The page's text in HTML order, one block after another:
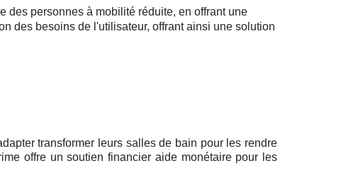
des personnes à mobilité réduite, en offrant une
des besoins de l'utilisateur, offrant ainsi une solution
transformer leurs salles de bain pour les rendre
offre un soutien financier aide monétaire pour les